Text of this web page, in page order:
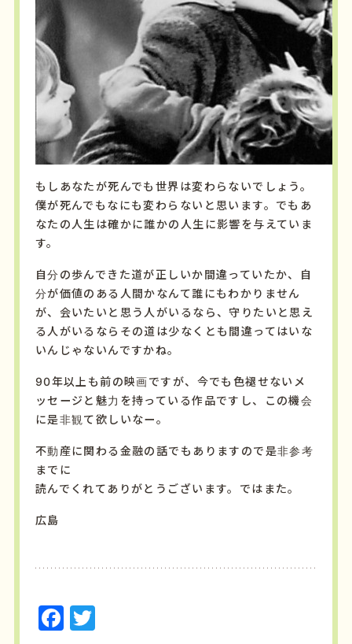
もしあなたが死んでも世界は変わらないでしょう。
僕が死んでもなにも変わらないと思います。でもあ
なたの人生は確かに誰かの人生に影響を与えていま
す。
自分の歩んできた道が正しいか間違っていたか、自
分が価値のある人間かなんて誰にもわかりません
が、会いたいと思う人がいるなら、守りたいと思え
る人がいるならその道は少なくとも間違ってはいな
いんじゃないんですかね。
90年以上も前の映画ですが、今でも色褪せないメ
ッセージと魅力を持っている作品ですし、この機会
に是非観て欲しいなー。
不動産に関わる金融の話でもありますので是非参考
までに
読んでくれてありがとうございます。ではまた。
広島
F T